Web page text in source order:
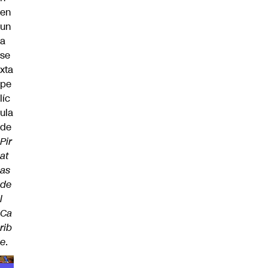
en
un
a
se
xta
pe
líc
ula
de
Pir
at
as
de
l
Ca
rib
e.